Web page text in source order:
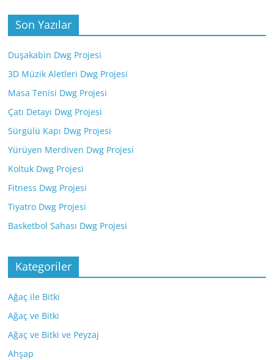
Son Yazılar
Duşakabin Dwg Projesi
3D Müzik Aletleri Dwg Projesi
Masa Tenisi Dwg Projesi
Çatı Detayı Dwg Projesi
Sürgülü Kapı Dwg Projesi
Yürüyen Merdiven Dwg Projesi
Koltuk Dwg Projesi
Fitness Dwg Projesi
Tiyatro Dwg Projesi
Basketbol Sahası Dwg Projesi
Kategoriler
Ağaç ile Bitki
Ağaç ve Bitki
Ağaç ve Bitki ve Peyzaj
Ahşap